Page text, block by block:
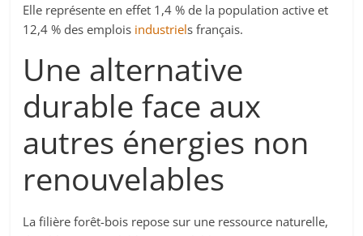
Elle représente en effet 1,4 % de la population active et
12,4 % des emplois industriels français.
Une alternative
durable face aux
autres énergies non
renouvelables
La filière forêt-bois repose sur une ressource naturelle,